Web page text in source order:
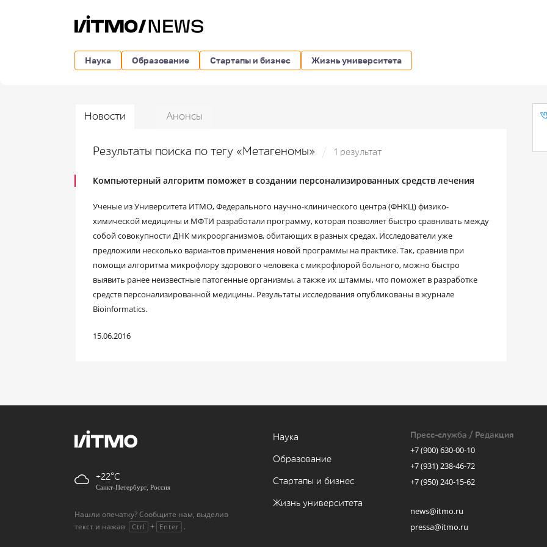
Наука Образование Стартапы и бизнес Жизнь университета
Новости Анонсы
Результаты поиска по тегу «Метагеномы» 1 результат
Компьютерный алгоритм поможет в создании персонализированных средств лечения
Ученые из Университета ИТМО, Федерального научно-клинического центра (ФНКЦ) физико-
химической медицины и МФТИ разработали программу, которая позволяет быстро сравнивать между
собой совокупности ДНК микроорганизмов, обитающих в разных средах. Исследователи уже
предложили несколько вариантов применения новой программы на практике. Так, сравнив при
помощи алгоритма микрофлору здорового человека с микрофлорой больного, можно быстро
выявить ранее неизвестные патогенные организмы, а также их штаммы, что поможет в разработке
средств персонализированной медицины. Результаты исследования опубликованы в журнале
Bioinformatics.
15.06.2016
+22
Санкт-Петербург, Россия
Нашли опечатку? Сообщите нам, выделив
текст и нажав
Ctrl + Enter .
Наука
Образование
Стартапы и бизнес
Жизнь университета
Пресс-служба / Редакция
+7 (900) 630-00-10
+7 (931) 238-46-72
+7 (950) 240-15-62
news@itmo.ru
pressa@itmo.ru